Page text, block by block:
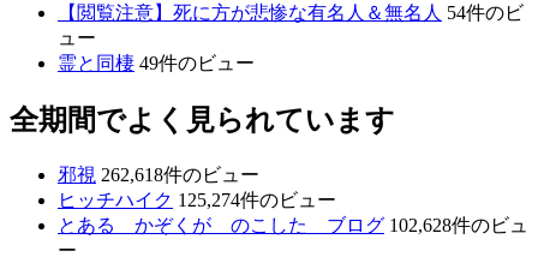
【閲覧注意】死に方が悲惨な有名人＆無名人 54件のビ
ュー
霊と同棲 49件のビュー
全期間でよく見られています
邪視 262,618件のビュー
ヒッチハイク 125,274件のビュー
とある かぞくが のこした ブログ 102,628件のビュ
ー